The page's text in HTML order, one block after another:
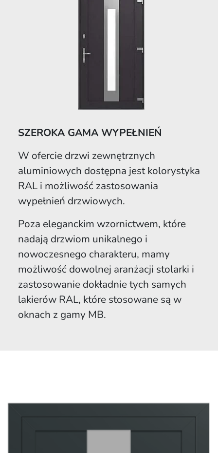
SZEROKA GAMA WYPEŁNIEŃ
W ofercie drzwi zewnętrznych
aluminiowych dostępna jest kolorystyka
RAL i możliwość zastosowania
wypełnień drzwiowych.
Poza eleganckim wzornictwem, które
nadają drzwiom unikalnego i
nowoczesnego charakteru, mamy
możliwość dowolnej aranżacji stolarki i
zastosowanie dokładnie tych samych
lakierów RAL, które stosowane są w
oknach z gamy MB.